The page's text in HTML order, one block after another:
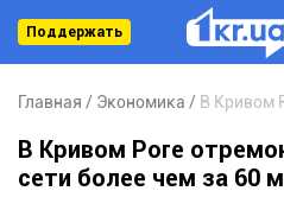
Поддержать
Главная Экономика
В Кривом Роге
сети более чем за 60